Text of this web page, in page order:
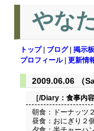
やな
トップ| ブログ| 掲示板
プロフィール| 更新情
2009.06.06 （
［/Diary： 食事内
朝食：ドーナッツ
昼食：おにぎり２